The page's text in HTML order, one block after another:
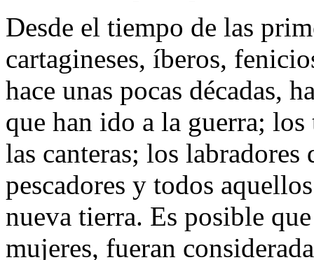
Desde el tiempo de las
cartagineses, íberos,
hace unas pocas décadas,
que han ido a la guerra;
las canteras; los
pescadores y todos
nueva tierra. Es posible
mujeres, fueran